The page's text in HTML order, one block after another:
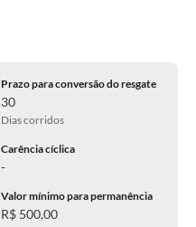
Prazo para conversão do resgate
30
Dias corridos
Carência cíclica
-
Valor mínimo para permanência
R$ 500,00